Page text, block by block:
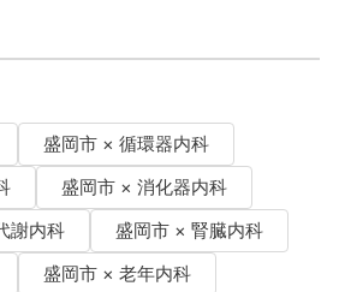
盛岡市 × 循環器内科
盛岡市 × 消化器内科
謝内科
盛岡市 × 腎臓内科
盛岡市 × 老年内科